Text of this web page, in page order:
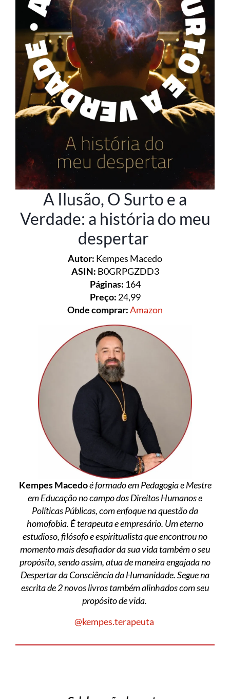
A Ilusão, O Surto e a
Verdade: a história do meu
despertar
Autor: Kempes Macedo
ASIN: ‎ B0GRPGZDD3
Páginas: 164
Preço: 24,99
Onde comprar:Amazon
Kempes Macedoé formado em Pedagogia e Mestre
em Educação no campo dos Direitos Humanos e
Políticas Públicas, com enfoque na questão da
homofobia. É terapeuta e empresário. Um eterno
estudioso, filósofo e espiritualista que encontrou no
momento mais desafiador da sua vida também o seu
propósito, sendo assim, atua de maneira engajada no
Despertar da Consciência da Humanidade. Segue na
escrita de 2 novos livros também alinhados com seu
propósito de vida.
@kempes.terapeuta